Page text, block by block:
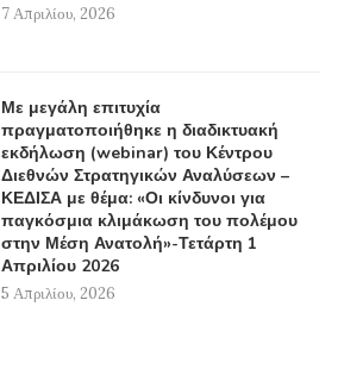
7 Απριλίου, 2026
Με μεγάλη επιτυχία
πραγματοποιήθηκε η διαδικτυακή
εκδήλωση (webinar) του Κέντρου
Διεθνών Στρατηγικών Αναλύσεων –
ΚΕΔΙΣΑ με θέμα: «Οι κίνδυνοι για
παγκόσμια κλιμάκωση του πολέμου
στην Μέση Ανατολή»-Τετάρτη 1
Απριλίου 2026
5 Απριλίου, 2026